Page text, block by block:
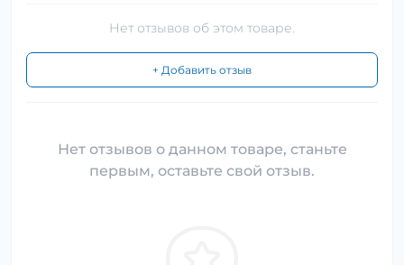
Нет отзывов об этом товаре.
+ Добавить отзыв
Нет отзывов о данном товаре, станьте
первым, оставьте свой отзыв.